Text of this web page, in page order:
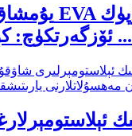
ئۆزگەرتكۈچ: كۈچەيتكۈچ ...